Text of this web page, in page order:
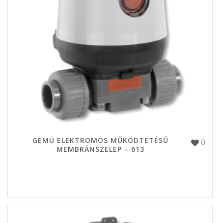
0
GEMÜ ELEKTROMOS MŰKÖDTETÉSŰ
MEMBRÁNSZELEP – 613